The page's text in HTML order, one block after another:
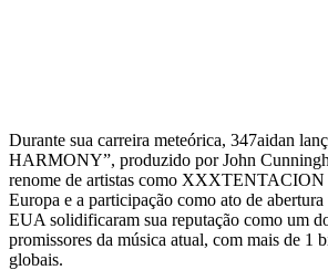
Durante sua carreira meteórica, 347aidan
HARMONY”, produzido por John
renome de artistas como XXXTENTACION
Europa e a participação como ato de
EUA solidificaram sua reputação como um
promissores da música atual, com mais de 1
globais.